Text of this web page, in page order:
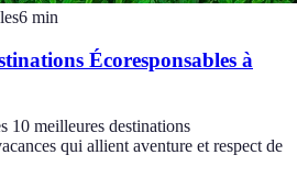
6 min
Écoresponsables à
10 meilleures destinations
qui allient aventure et respect de